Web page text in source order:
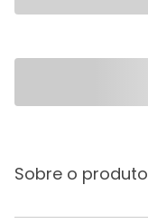
Sobre o produto